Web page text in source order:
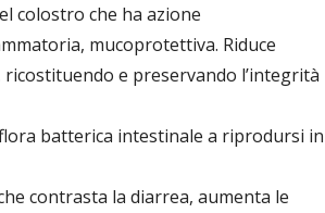
colostro che ha azione
mucoprotettiva. Riduce
e preservando l’integrità
batterica intestinale a riprodursi in
contrasta la diarrea, aumenta le